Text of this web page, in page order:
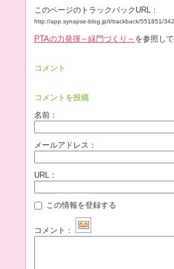
このページのトラックバックURL：
http://app.synapse-blog.jp/t/trackback/551851/
PTAの力発揮～緑門づくり～ を参照し
コメント
コメントを投稿
名前：
メールアドレス：
URL：
この情報を登録する
コメント：